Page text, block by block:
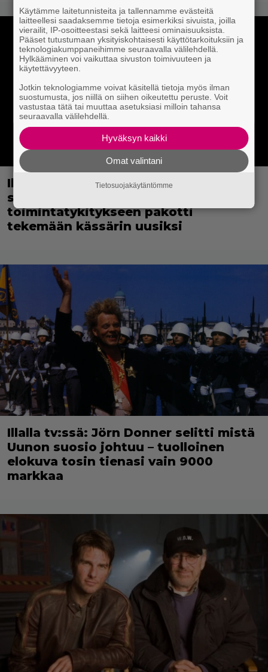
Illan Bond on paras Brosnanilta –
samankaltaisuus Schwarzeneggerin
toimintatykitykseen pakotti
tekemään kässärin uusiksi
Illalla tv:ssä: Jörn Donner selitti mistä
Uunon suosio johtuu – tuolloinen
elokuva tosin tienasi vain 9000
markkaa
Käytämme laitetunnisteita ja tallennamme evästeitä
laitteellesi saadaksemme tietoja esimerkiksi sivuista, joilla
vierailit, IP-osoitteestasi sekä laitteesi ominaisuuksista.
Pääset tutustumaan yksityiskohtaisesti käyttötarkoituksiin ja
teknologiakumppaneihimme seuraavalla välilehdellä.
Hylkääminen voi vaikuttaa sivuston toimivuuteen ja
käytettävyyteen.
Jotkin teknologiamme voivat käsitellä tietoja myös ilman
suostumusta, jos niillä on siihen oikeutettu peruste. Voit
vastustaa tätä tai muuttaa asetuksiasi milloin tahansa
seuraavalla välilehdellä.
Hyväksyn kaikki
Omat valintani
Tietosuojakäytäntömme